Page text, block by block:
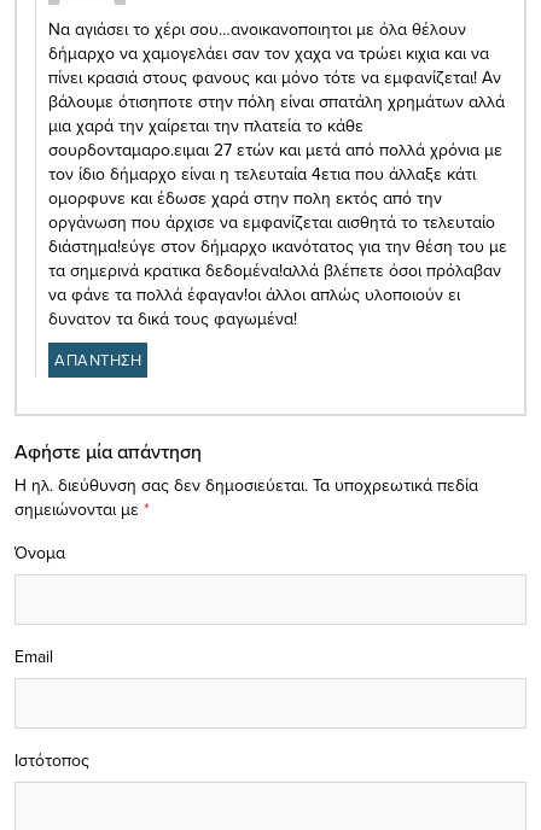
Να αγιάσει το χέρι σου…ανοικανοποιητοι με όλα θέλουν
δήμαρχο να χαμογελάει σαν τον χαχα να τρώει κιχια και να
πίνει κρασιά στους φανους και μόνο τότε να εμφανίζεται! Αν
βάλουμε ότισηποτε στην πόλη είναι σπατάλη χρημάτων αλλά
μια χαρά την χαίρεται την πλατεία το κάθε
σουρδονταμαρο.ειμαι 27 ετών και μετά από πολλά χρόνια με
τον ίδιο δήμαρχο είναι η τελευταία 4ετια που άλλαξε κάτι
ομορφυνε και έδωσε χαρά στην πολη εκτός από την
οργάνωση που άρχισε να εμφανίζεται αισθητά το τελευταίο
διάστημα!εύγε στον δήμαρχο ικανότατος για την θέση του με
τα σημερινά κρατικα δεδομένα!αλλά βλέπετε όσοι πρόλαβαν
να φάνε τα πολλά έφαγαν!οι άλλοι απλώς υλοποιούν ει
δυνατον τα δικά τους φαγωμένα!
ΑΠΑΝΤΗΣΗ
Αφήστε μία απάντηση
Η ηλ. διεύθυνση σας δεν δημοσιεύεται. Τα υποχρεωτικά πεδία
σημειώνονται με *
Όνομα
Email
Ιστότοπος